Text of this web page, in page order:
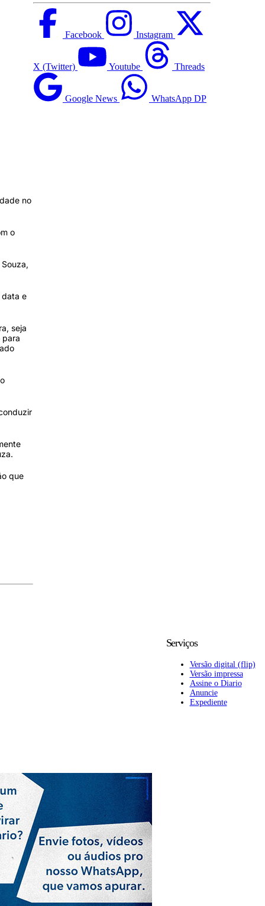
no
o
data e
seja
para
que
Facebook Instagram
X (Twitter) Youtube Threads
Google News WhatsApp DP
Serviços
Versão digital (flip)
Versão impressa
Assine o Diario
Anuncie
Expediente